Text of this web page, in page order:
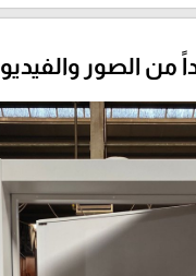
من الصور والفيديو